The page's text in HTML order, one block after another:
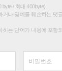
/ 최대 400byte)
거나 명예를 훼손하는 댓
하는 단어가 내용에 포함